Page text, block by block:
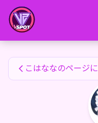
こはななのファンアイテム
こはななのページ
こはななのファンアイテ